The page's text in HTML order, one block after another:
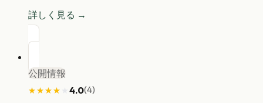
詳しく見る →
公開情報
★★★★★
★★★★★ 4.0(4)